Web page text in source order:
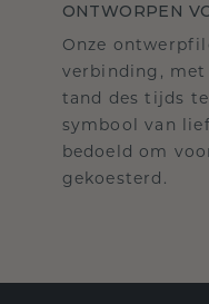
ONTWORPEN
Onze
verbinding,
tand des tijds
symbool van
bedoeld om
gekoesterd.